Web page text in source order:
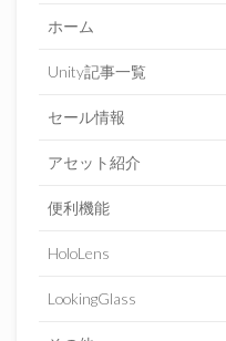
ホーム
Unity記事一覧
セール情報
アセット紹介
便利機能
HoloLens
LookingGlass